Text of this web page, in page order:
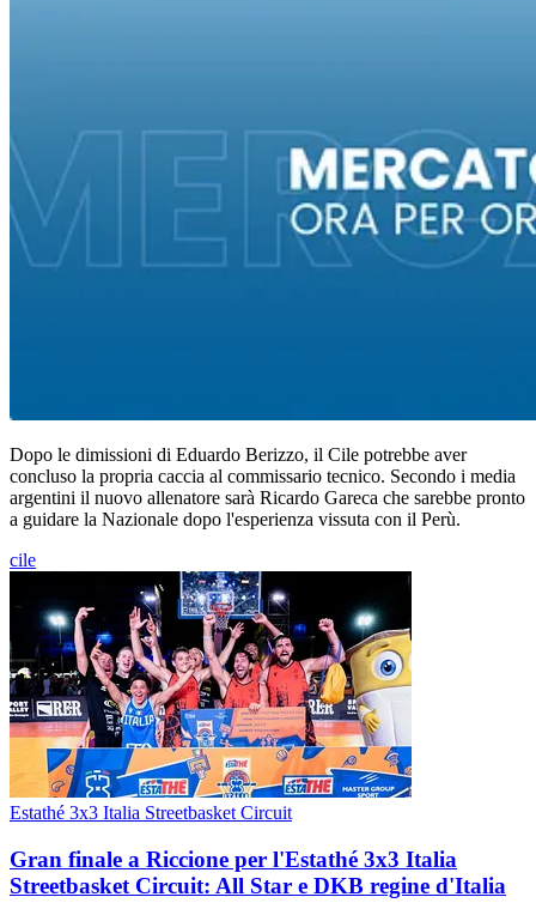
Dopo le dimissioni di Eduardo Berizzo, il Cile potrebbe aver
concluso la propria caccia al commissario tecnico. Secondo i media
argentini il nuovo allenatore sarà Ricardo Gareca che sarebbe pronto
a guidare la Nazionale dopo l'esperienza vissuta con il Perù.
cile
Estathé 3x3 Italia Streetbasket Circuit
Gran finale a Riccione per l'Estathé 3x3 Italia
Streetbasket Circuit: All Star e DKB regine d'Italia